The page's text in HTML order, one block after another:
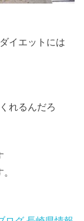
イエットには
れるんだろ